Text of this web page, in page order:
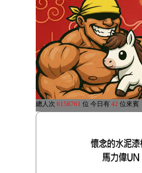
總人次 6158761 位 今日有 42 位來賓